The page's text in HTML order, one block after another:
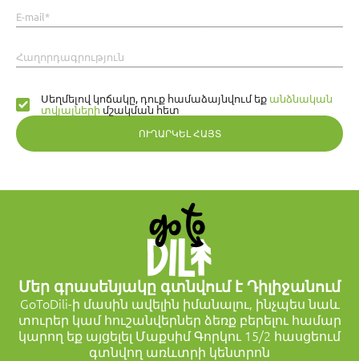
E-mail*
Հաղորդագրություն
ՈՒՂԱՐԿԵԼ ՀԱՅՏ
Սեղմելով կոճակը, դուք համաձայնվում եք անձնական
տվյալներիմշակման հետ
Մեր գրասենյակը գտնվում է Դիլիջանում
GoToDili-ի մասին ավելին իմանալու, ինչպես նաև
տուրեր կամ հուշանվերներ ձեռք բերելու համար
կարող եք այցելել Մաքսիմ Գորկու 15/2 հասցեում
գտնվող առևտրի կենտրոն